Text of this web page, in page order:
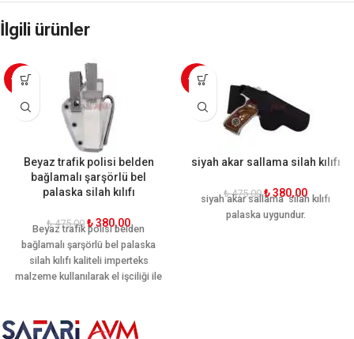
İlgili ürünler
-20%
Beyaz trafik polisi belden
bağlamalı şarşörlü bel
palaska silah kılıfı
₺475,00 ₺380,00
Beyaz trafik polisi belden
bağlamalı şarşörlü bel palaska
silah kılıfı kaliteli imperteks
malzeme kullanılarak el işciliği ile
Tek şarjör yeri vardır. Ergonomik
-20%
siyah akar sallama silah kılıfı
₺475,00 ₺380,00
siyah akar sallama silah kılıfı
palaska uygundur.